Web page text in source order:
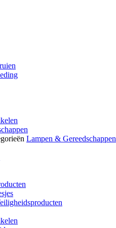
Lampen & Gereedschappen